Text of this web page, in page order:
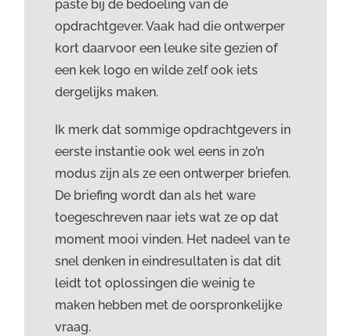
paste bij de bedoeling van de
opdrachtgever. Vaak had die ontwerper
kort daarvoor een leuke site gezien of
een kek logo en wilde zelf ook iets
dergelijks maken.
Ik merk dat sommige opdrachtgevers in
eerste instantie ook wel eens in zo’n
modus zijn als ze een ontwerper briefen.
De briefing wordt dan als het ware
toegeschreven naar iets wat ze op dat
moment mooi vinden. Het nadeel van te
snel denken in eindresultaten is dat dit
leidt tot oplossingen die weinig te
maken hebben met de oorspronkelijke
vraag.